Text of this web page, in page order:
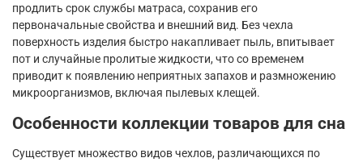
продлить срок службы матраса, сохранив его
первоначальные свойства и внешний вид. Без чехла
поверхность изделия быстро накапливает пыль, впитывает
пот и случайные пролитые жидкости, что со временем
приводит к появлению неприятных запахов и размножению
микроорганизмов, включая пылевых клещей.
Особенности коллекции товаров для сна
Существует множество видов чехлов, различающихся по